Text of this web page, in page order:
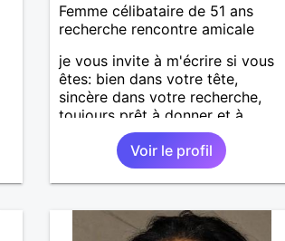
Femme célibataire de 51 ans
recherche rencontre amicale
je vous invite à m'écrire si vous
êtes: bien dans votre tête,
sincère dans votre recherche,
toujours prêt à donner et à
Voir le profil